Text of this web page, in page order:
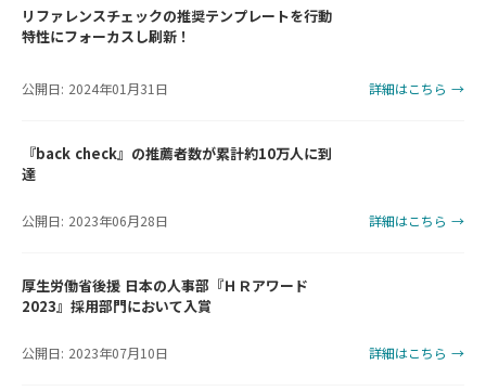
リファレンスチェックの推奨テンプレートを行動
特性にフォーカスし刷新！
公開日: 2024年01月31日 詳細はこちら →
『back check』の推薦者数が累計約10万人に到
達
公開日: 2023年06月28日 詳細はこちら →
厚生労働省後援 日本の人事部『ＨＲアワード
2023』採用部門において入賞
公開日: 2023年07月10日 詳細はこちら →